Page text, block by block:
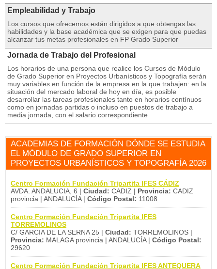
Empleabilidad y Trabajo
Los cursos que ofrecemos están dirigidos a que obtengas las
habilidades y la base académica que se exigen para que puedas
alcanzar tus metas profesionales en FP Grado Superior
Jornada de Trabajo del Profesional
Los horarios de una persona que realice los Cursos de Módulo
de Grado Superior en Proyectos Urbanísticos y Topografía serán
muy variables en función de la empresa en la que trabajen: en la
situación del mercado laboral de hoy en día, es posible
desarrollar las tareas profesionales tanto en horarios contínuos
como en jornadas partidas o incluso en puestos de trabajo a
media jornada, con el salario correspondiente
ACADEMIAS DE FORMACIÓN DÓNDE SE ESTUDIA
EL MÓDULO DE GRADO SUPERIOR EN
PROYECTOS URBANÍSTICOS Y TOPOGRAFÍA 2026
Centro Formación Fundación Tripartita IFES CÁDIZ
AVDA. ANDALUCIA, 6 | Ciudad: CADIZ | Provincia: CADIZ
provincia | ANDALUCÍA | Código Postal: 11008
Centro Formación Fundación Tripartita IFES
TORREMOLINOS
C/ GARCIA DE LA SERNA 25 | Ciudad: TORREMOLINOS |
Provincia: MALAGA provincia | ANDALUCÍA | Código Postal:
29620
Centro Formación Fundación Tripartita IFES ANTEQUERA